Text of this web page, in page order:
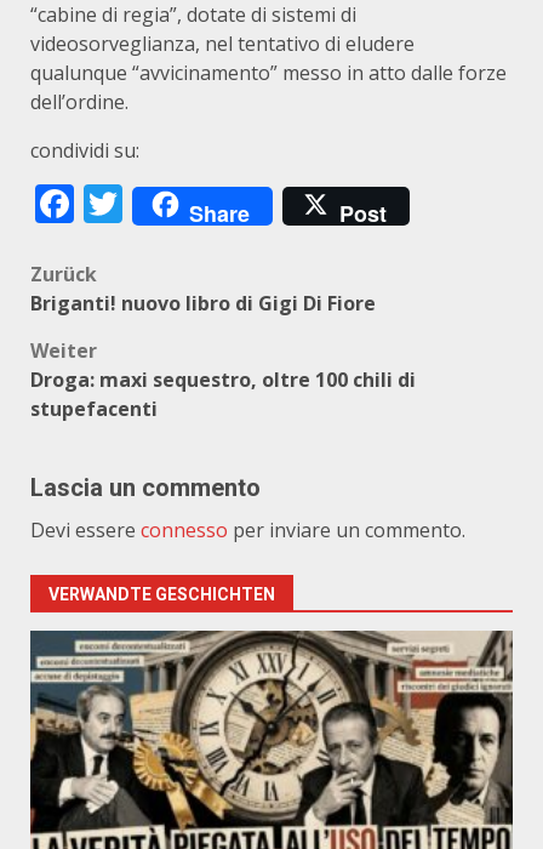
“cabine di regia”, dotate di sistemi di
videosorveglianza, nel tentativo di eludere
qualunque “avvicinamento” messo in atto dalle forze
dell’ordine.
condividi su:
Facebook
Twitter
Share Post
Beitragsnavigation
Zurück
Briganti! nuovo libro di Gigi Di Fiore
Weiter
Droga: maxi sequestro, oltre 100 chili di
stupefacenti
Lascia un commento
Devi essere connesso per inviare un commento.
VERWANDTE GESCHICHTEN